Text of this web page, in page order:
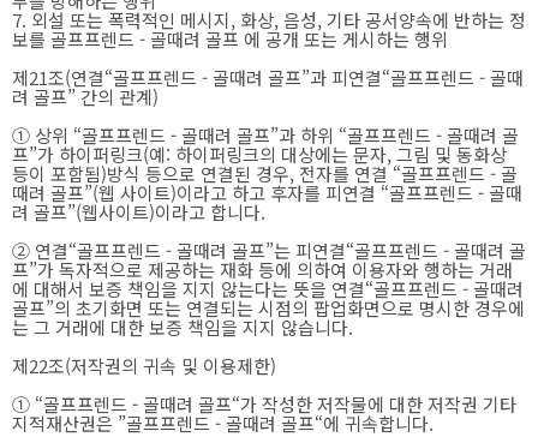
7. 외설 또는 폭력적인 메시지, 화상, 음성, 기타 공서양속에 반하는 정
보를 골프프렌드 - 골때려 골프 에 공개 또는 게시하는 행위
제21조(연결“골프프렌드 - 골때려 골프”과 피연결“골프프렌드 - 골때
려 골프” 간의 관계)
① 상위 “골프프렌드 - 골때려 골프”과 하위 “골프프렌드 - 골때려 골
프”가 하이퍼링크(예: 하이퍼링크의 대상에는 문자, 그림 및 동화상
등이 포함됨)방식 등으로 연결된 경우, 전자를 연결 “골프프렌드 - 골
때려 골프”(웹 사이트)이라고 하고 후자를 피연결 “골프프렌드 - 골때
려 골프”(웹사이트)이라고 합니다.
② 연결“골프프렌드 - 골때려 골프”는 피연결“골프프렌드 - 골때려 골
프”가 독자적으로 제공하는 재화 등에 의하여 이용자와 행하는 거래
에 대해서 보증 책임을 지지 않는다는 뜻을 연결“골프프렌드 - 골때려
골프”의 초기화면 또는 연결되는 시점의 팝업화면으로 명시한 경우에
는 그 거래에 대한 보증 책임을 지지 않습니다.
제22조(저작권의 귀속 및 이용제한)
① “골프프렌드 - 골때려 골프“가 작성한 저작물에 대한 저작권 기타
지적재산권은 ”골프프렌드 - 골때려 골프“에 귀속합니다.